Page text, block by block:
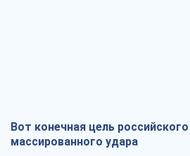
Вот конечная цель российского
массированного удара